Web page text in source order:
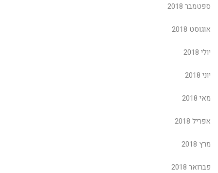
ספטמבר 2018
אוגוסט 2018
יולי 2018
יוני 2018
מאי 2018
אפריל 2018
מרץ 2018
פברואר 2018